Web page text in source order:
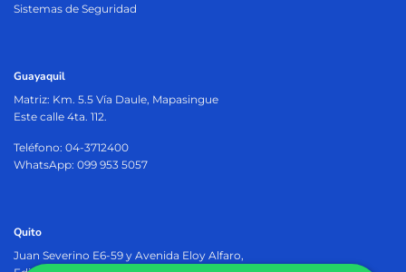
Sistemas de Seguridad
Guayaquil
Matriz: Km. 5.5 Vía Daule, Mapasingue
Este calle 4ta. 112.
Teléfono: 04-3712400
WhatsApp: 099 953 5057
Quito
Juan Severino E6-59 y Avenida Eloy Alfaro,